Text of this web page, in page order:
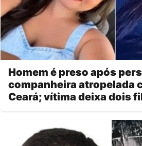
Homem é preso após
companheira atropelada
Ceará; vítima deixa dois